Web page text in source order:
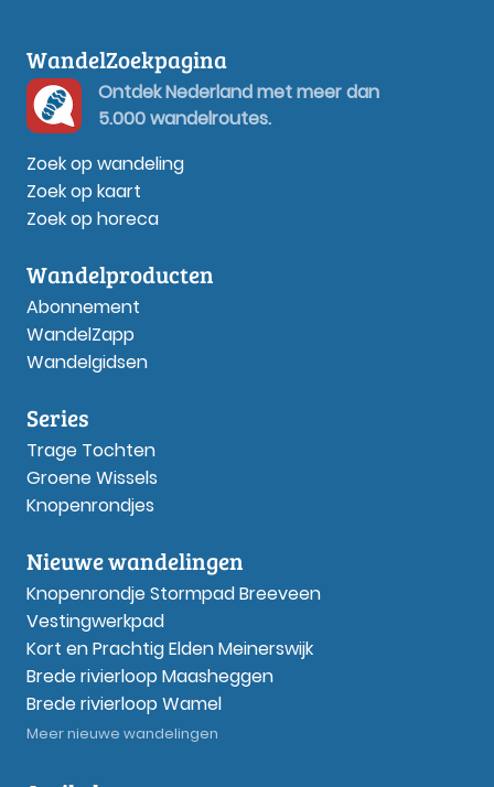
WandelZoekpagina
Ontdek Nederland met meer dan
5.000 wandelroutes.
Zoek op wandeling
Zoek op kaart
Zoek op horeca
Wandelproducten
Abonnement
WandelZapp
Wandelgidsen
Series
Trage Tochten
Groene Wissels
Knopenrondjes
Nieuwe wandelingen
Knopenrondje Stormpad Breeveen
Vestingwerkpad
Kort en Prachtig Elden Meinerswijk
Brede rivierloop Maasheggen
Brede rivierloop Wamel
Meer nieuwe wandelingen